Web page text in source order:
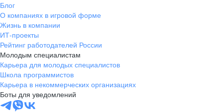
Блог
О компаниях в игровой форме
Жизнь в компании
ИТ-проекты
Рейтинг работодателей России
Молодым специалистам
Карьера для молодых специалистов
Школа программистов
Карьера в некоммерческих организациях
Боты для уведомлений